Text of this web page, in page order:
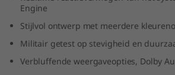
D
Engine
Stijlvol ontwerp met meerdere
Militair getest op stevigheid en
Verbluffende weergaveopties, Dolby